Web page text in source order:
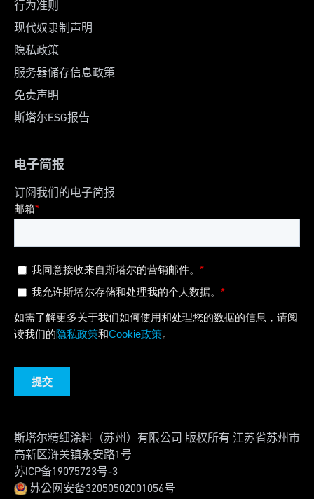
行为准则
现代奴隶制声明
隐私政策
服务器储存信息政策
免责声明
斯塔尔ESG报告
电子简报
订阅我们的电子简报
斯塔尔精细涂料（苏州）有限公司 版权所有 江苏省苏州市
高新区浒关镇永安路1号
苏ICP备19075723号-3
苏公网安备32050502001056号